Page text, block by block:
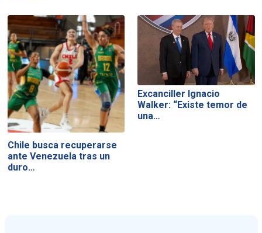
Chile busca recuperarse
ante Venezuela tras un
duro…
Excanciller Ignacio
Walker: “Existe temor de
una…